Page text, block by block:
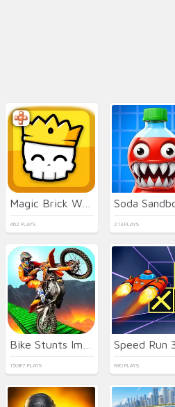
462 PLAYS
Soda
213 PLAYS
15087 PLAYS
Speed Run
690 PLAYS